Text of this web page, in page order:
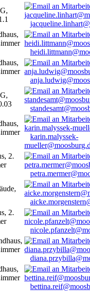
karin.malyssek-
2.
2.